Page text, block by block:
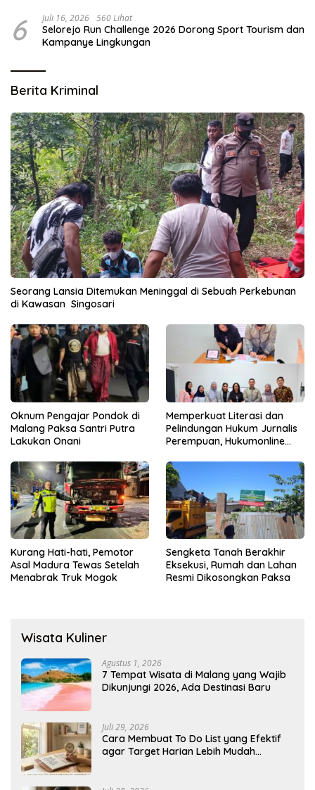
6 Juli 16, 2026 560 Lihat
Selorejo Run Challenge 2026 Dorong Sport Tourism dan
Kampanye Lingkungan
Berita Kriminal
Seorang Lansia Ditemukan Meninggal di Sebuah Perkebunan
di Kawasan Singosari
Oknum Pengajar Pondok di
Malang Paksa Santri Putra
Lakukan Onani
Memperkuat Literasi dan
Pelindungan Hukum Jurnalis
Perempuan, Hukumonline
Gratis
Kurang Hati-hati, Pemotor
Asal Madura Tewas Setelah
Menabrak Truk Mogok
Sengketa Tanah Berakhir
Eksekusi, Rumah dan Lahan
Resmi Dikosongkan Paksa
Wisata Kuliner
Agustus 1, 2026
7 Tempat Wisata di Malang yang Wajib
Dikunjungi 2026, Ada Destinasi Baru
Juli 29, 2026
Cara Membuat To Do List yang Efektif
agar Target Harian Lebih Mudah